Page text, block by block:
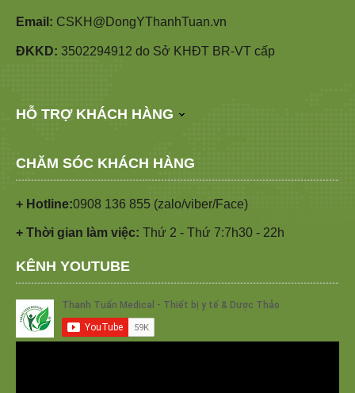
Email: CSKH@DongYThanhTuan.vn
ĐKKD: 3502294912 do Sở KHĐT BR-VT cấp
HỖ TRỢ KHÁCH HÀNG
CHĂM SÓC KHÁCH HÀNG
+ Hotline:0908 136 855 (zalo/viber/Face)
+ Thời gian làm việc: Thứ 2 - Thứ 7:7h30 - 22h
KÊNH YOUTUBE